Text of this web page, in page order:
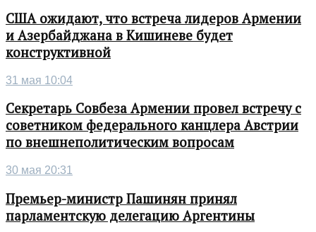
США ожидают, что встреча лидеров Армении
и Азербайджана в Кишиневе будет
конструктивной
31 мая 10:04
Секретарь Совбеза Армении провел встречу с
советником федерального канцлера Австрии
по внешнеполитическим вопросам
30 мая 20:31
Премьер-министр Пашинян принял
парламентскую делегацию Аргентины